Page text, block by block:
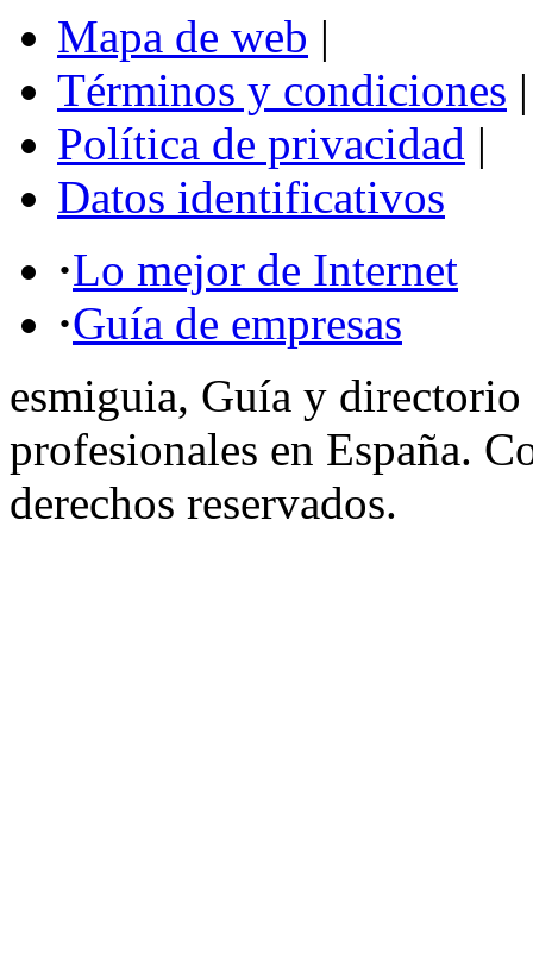
Mapa de web |
Términos y condiciones |
Política de privacidad |
Datos identificativos
·Lo mejor de Internet
·Guía de empresas
esmiguia, Guía y directorio
profesionales en España.
derechos reservados.